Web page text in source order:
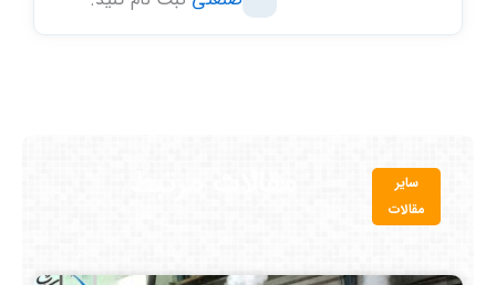
سایر
مقالات